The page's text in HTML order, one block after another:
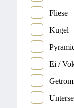
Fliese
Kugel
Ei /